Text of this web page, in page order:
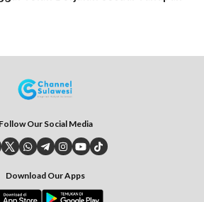
Follow Our Social Media
Download Our Apps